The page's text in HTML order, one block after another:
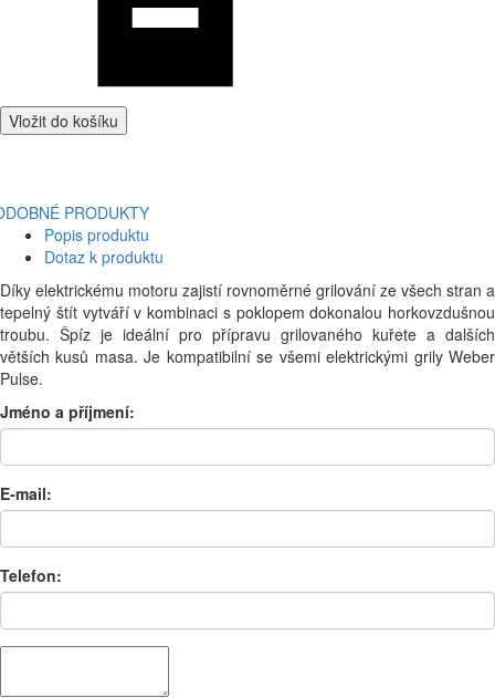
Vložit do košíku
PRODUKTY
Popis produktu
Dotaz k produktu
Díky elektrickému motoru zajistí rovnoměrné grilování ze všech stran a
tepelný štít vytváří v kombinaci s poklopem dokonalou horkovzdušnou
troubu. Špíz je ideální pro přípravu grilovaného kuřete a dalších
větších kusů masa. Je kompatibilní se všemi elektrickými grily Weber
Pulse.
Jméno a příjmení:
E-mail:
Telefon: